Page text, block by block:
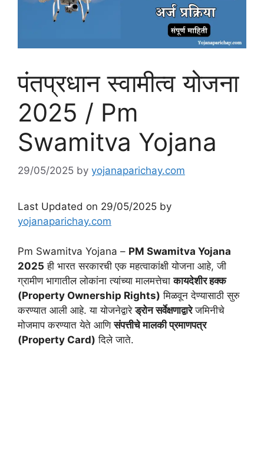
पंतप्रधान स्वामीत्व योजना
2025 / Pm
Swamitva Yojana
29/05/2025 by yojanaparichay.com
Last Updated on 29/05/2025 by
yojanaparichay.com
Pm Swamitva Yojana – PM Swamitva Yojana
2025 ही भारत सरकारची एक महत्वाकांक्षी योजना आहे, जी
ग्रामीण भागातील लोकांना त्यांच्या मालमत्तेचाकायदेशीर हक्क
(Property Ownership Rights) मिळवून देण्यासाठी सुरु
करण्यात आली आहे. या योजनेद्वारेड्रोन सर्वेक्षणाद्वारेजमिनीचे
मोजमाप करण्यात येते आणिसंपत्तीचे मालकी प्रमाणपत्र
(Property Card) दिले जाते.